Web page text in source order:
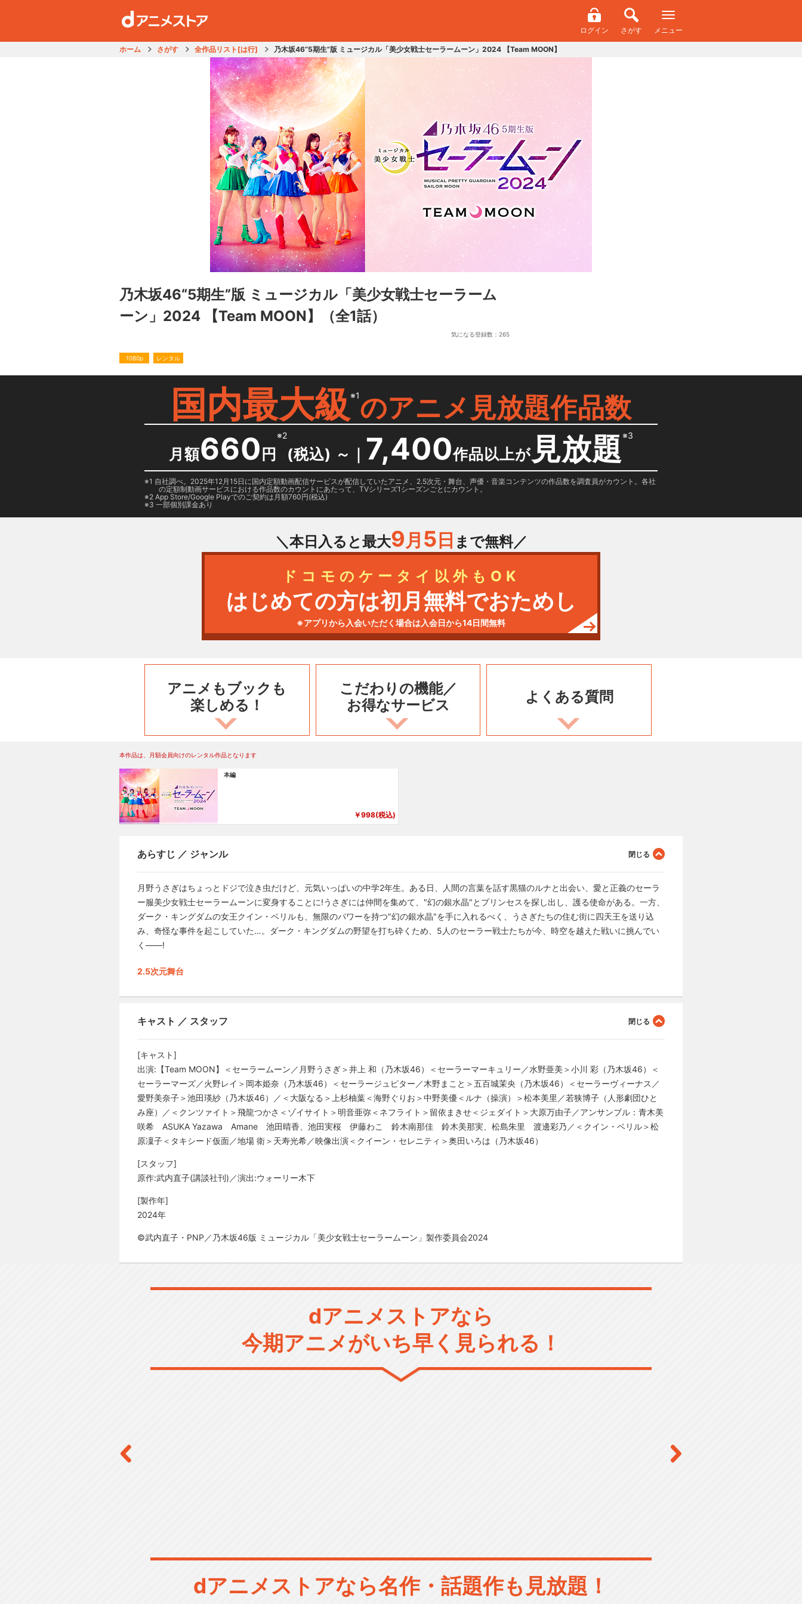
ログイン さがす メニュー
ホーム さがす 全作品リスト[は行] 乃木坂46“5期生”版 ミュージカル「美少女戦士セーラームーン」2024 【Team MOON】
乃木坂46“5期生”版 ミュージカル「美少女戦士セーラーム
ーン」2024 【Team MOON】
（全1話）
気になる登録数： 265
1080p レンタル
国内最大級 ※1のアニメ見放題作品数
月額660 円
※2
(税込) ～ ｜ 7,400作品以上が 見放題※3
1 自社調べ。2025年12月15日に国内定額動画配信サービスが配信していたアニメ、2.5次元・舞台、声優・音楽コンテンツの作品数を調査員がカウント。各社
の定額制動画サービスにおける作品数のカウントにあたって、TVシリーズ1シーズンごとにカウント。
2 App Store/Google Playでのご契約は月額760円(税込)
3 一部個別課金あり
＼本日入ると最大9月 5 日 まで無料／
ドコモのケータイ以外もOK
はじめての方は初月無料でおためし
※アプリから入会いただく場合は入会日から14日間無料
アニメもブックも
楽しめる！
こだわりの機能／
お得なサービス
よくある質問
本作品は、月額会員向けのレンタル作品となります
本編
￥998(税込)
あらすじ ／ ジャンル
月野うさぎはちょっとドジで泣き虫だけど、元気いっぱいの中学2年生。ある日、人間の言葉を話す黒猫のルナと出会い、愛と正義のセーラ
ー服美少女戦士セーラームーンに変身することに!うさぎには仲間を集めて、"幻の銀水晶"とプリンセスを探し出し、護る使命がある。一方、
ダーク・キングダムの女王クイン・ベリルも、無限のパワーを持つ"幻の銀水晶"を手に入れるべく、うさぎたちの住む街に四天王を送り込
み、奇怪な事件を起こしていた…。ダーク・キングダムの野望を打ち砕くため、5人のセーラー戦士たちが今、時空を越えた戦いに挑んでい
く――!
2.5次元舞台
キャスト ／ スタッフ
[キャスト]
出演:【Team MOON】＜セーラームーン／月野うさぎ＞井上 和（乃木坂46）＜セーラーマーキュリー／水野亜美＞小川 彩（乃木坂46）＜
セーラーマーズ／火野レイ＞岡本姫奈（乃木坂46）＜セーラージュピター／木野まこと＞五百城茉央（乃木坂46）＜セーラーヴィーナス／
愛野美奈子＞池田瑛紗（乃木坂46）／＜大阪なる＞上杉柚葉＜海野ぐりお＞中野美優＜ルナ（操演）＞松本美里／若狭博子（人形劇団ひと
み座）／＜クンツァイト＞飛龍つかさ＜ゾイサイト＞明音亜弥＜ネフライト＞留依まきせ＜ジェダイト＞大原万由子／アンサンブル：青木美
咲希 ASUKA Yazawa Amane 池田晴香、池田実桜 伊藤わこ 鈴木南那佳 鈴木美那実、松島朱里 渡邊彩乃／＜クイン・ベリル＞松
原凜子＜タキシード仮面／地場 衛＞天寿光希／映像出演＜クイーン・セレニティ＞奥田いろは（乃木坂46）
[スタッフ]
原作:武内直子(講談社刊)／演出:ウォーリー木下
[製作年]
2024年
©武内直子・PNP／乃木坂46版 ミュージカル「美少女戦士セーラームーン」製作委員会2024
dアニメストアなら
今期アニメがいち早く見られる！
dアニメストアなら名作・話題作も見放題！